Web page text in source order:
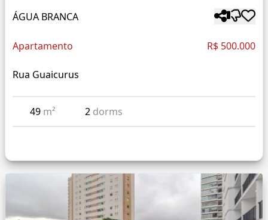
ÁGUA BRANCA
Apartamento R$ 500.000
Rua Guaicurus
49 m² 2 dorms